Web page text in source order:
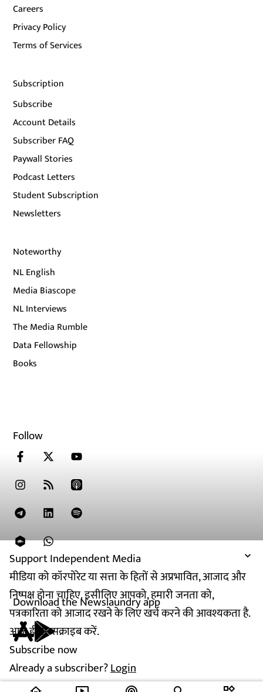
Support Independent Media
मीडिया को कॉरपोरेट या सत्ता के हितों से अप्रभावित, आजाद और
निष्पक्ष होना चाहिए. इसीलिए आपको, हमारी जनता को,
पत्रकारिता को आजाद रखने के लिए खर्च करने की आवश्यकता है.
आज ही सब्सक्राइब करें.
Subscribe now
Already a subscriber?Login
Careers
Privacy Policy
Terms of Services
Subscription
Subscribe
Account Details
Subscriber FAQ
Paywall Stories
Podcast Letters
Student Subscription
Newsletters
Noteworthy
NL English
Media Biascope
NL Interviews
The Media Rumble
Data Fellowship
Books
Follow
Download the Newslaundry app